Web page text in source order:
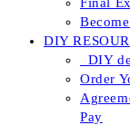
DIY
_DIY
Order
Pay